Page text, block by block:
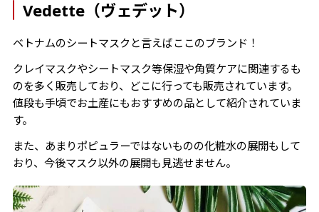
Vedette（ヴェデット）
ベトナムのシートマスクと言えばここのブランド！
クレイマスクやシートマスク等保湿や角質ケアに関連するも
のを多く販売しており、どこに行っても販売されています。
値段も手頃でお土産にもおすすめの品として紹介されていま
す。
また、あまりポピュラーではないものの化粧水の展開もして
おり、今後マスク以外の展開も見逃せません。